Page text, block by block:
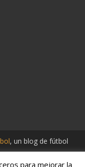
, un blog de fútbol
para mejorar la